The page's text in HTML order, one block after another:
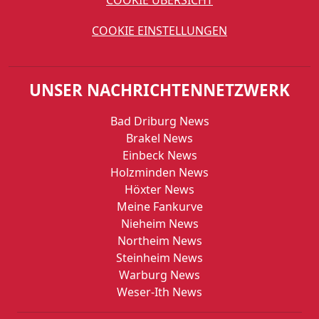
COOKIE EINSTELLUNGEN
UNSER NACHRICHTENNETZWERK
Bad Driburg News
Brakel News
Einbeck News
Holzminden News
Höxter News
Meine Fankurve
Nieheim News
Northeim News
Steinheim News
Warburg News
Weser-Ith News